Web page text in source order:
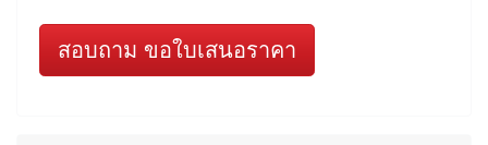
สอบถาม ขอใบเสนอราคา